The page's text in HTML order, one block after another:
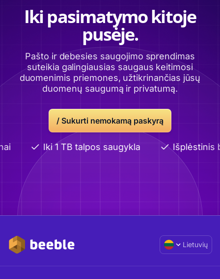
Iki pasimatymo kitoje
pusėje.
Pašto ir debesies saugojimo sprendimas
suteikia galingiausias saugaus keitimosi
duomenimis priemones, užtikrinančias jūsų
duomenų saugumą ir privatumą.
/ Sukurti nemokamą paskyrą
Iki 1 TB talpos saugykla Išplėstinis
Lietuvių